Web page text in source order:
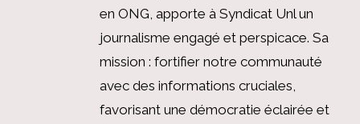
en ONG, apporte à Syndicat Unl un
journalisme engagé et perspicace. Sa
mission : fortifier notre communauté
avec des informations cruciales,
favorisant une démocratie éclairée et